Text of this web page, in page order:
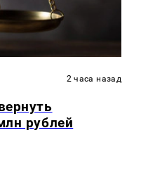
2 часа назад
рублей